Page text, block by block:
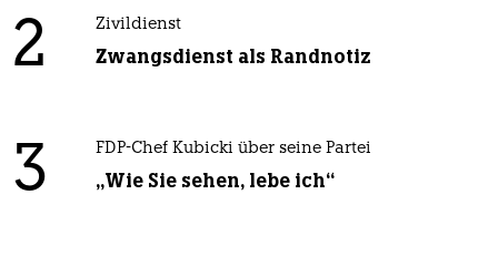
2 Zivildienst
Zwangsdienst als Randnotiz
3 FDP-Chef Kubicki über seine Partei
„Wie Sie sehen, lebe ich“